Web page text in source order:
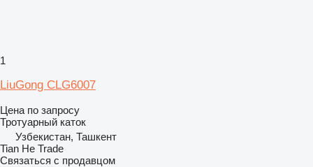
1
LiuGong CLG6007
Цена по запросу
Тротуарный каток
Узбекистан, Ташкент
Tian He Trade
Связаться с продавцом